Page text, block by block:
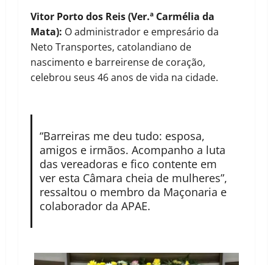
Vitor Porto dos Reis (Ver.ª Carmélia da
Mata): O administrador e empresário da
Neto Transportes, catolandiano de
nascimento e barreirense de coração,
celebrou seus 46 anos de vida na cidade.
“Barreiras me deu tudo: esposa,
amigos e irmãos. Acompanho a luta
das vereadoras e fico contente em
ver esta Câmara cheia de mulheres”,
ressaltou o membro da Maçonaria e
colaborador da APAE.